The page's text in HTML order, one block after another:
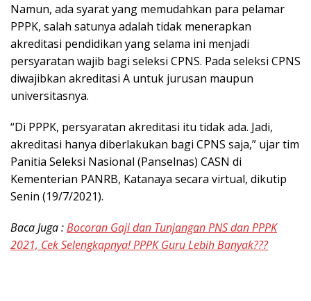
Namun, ada syarat yang memudahkan para pelamar
PPPK, salah satunya adalah tidak menerapkan
akreditasi pendidikan yang selama ini menjadi
persyaratan wajib bagi seleksi CPNS. Pada seleksi CPNS
diwajibkan akreditasi A untuk jurusan maupun
universitasnya.
“Di PPPK, persyaratan akreditasi itu tidak ada. Jadi,
akreditasi hanya diberlakukan bagi CPNS saja,” ujar tim
Panitia Seleksi Nasional (Panselnas) CASN di
Kementerian PANRB, Katanaya secara virtual, dikutip
Senin (19/7/2021).
Baca Juga :Bocoran Gaji dan Tunjangan PNS dan PPPK
2021, Cek Selengkapnya! PPPK Guru Lebih Banyak???